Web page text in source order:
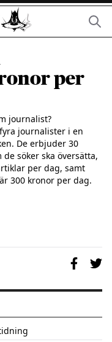
per
journalist?
journalister i en
De erbjuder 30
söker ska översätta,
per dag, samt
300 kronor per dag.